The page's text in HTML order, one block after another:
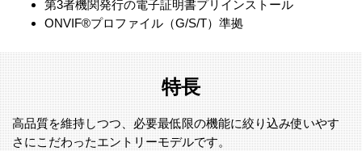
第3者機関発行の電子証明書プリインストール
ONVIF®プロファイル（G/S/T）準拠
特長
高品質を維持しつつ、必要最低限の機能に絞り込み使いやす
さにこだわったエントリーモデルです。